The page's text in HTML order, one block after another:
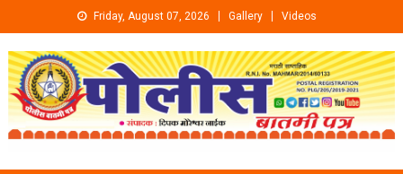
Skip to content Friday, August 07, 2026 Gallery Videos